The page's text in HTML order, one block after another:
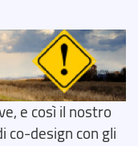
e così il nostro
co-design con gli